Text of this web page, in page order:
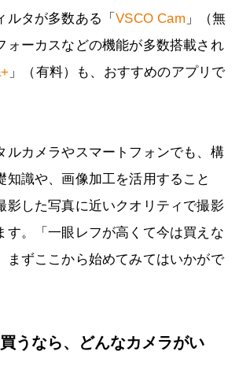
ルタが多数ある「VSCO Cam 」（無
ォーカスなどの機能が多数搭載され
」（有料）も、おすすめのアプリで
ルカメラやスマートフォンでも、構
知識や、画像加工を活用すること
影した写真に近いクオリティで撮影
す。「一眼レフが高くて今は買えな
まずここから始めてみてはいかがで
うなら、どんなカメラがい